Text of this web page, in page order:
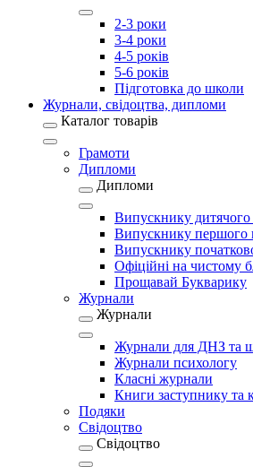
2-3 роки
3-4 роки
4-5 років
5-6 років
Підготовка до школи
Журнали, свідоцтва, дипломи
Каталог товарів
Грамоти
Дипломи
Дипломи
Випускнику дитячого
Випускнику першого
Випускнику
Офіційні на чистому
Прощавай Букварику
Журнали
Журнали
Журнали для ДНЗ та
Журнали психологу
Класні журнали
Книги заступнику та
Подяки
Свідоцтво
Свідоцтво